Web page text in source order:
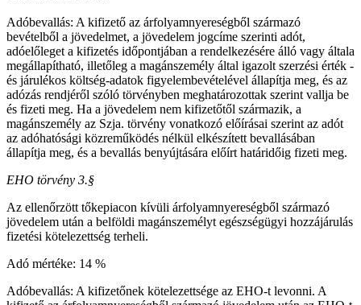
Adóbevallás: A kifizető az árfolyamnyereségből származó
bevételből a jövedelmet, a jövedelem jogcíme szerinti adót,
adóelőleget a kifizetés időpontjában a rendelkezésére álló vagy általa
megállapítható, illetőleg a magánszemély által igazolt szerzési érték -
és járulékos költség-adatok figyelembevételével állapítja meg, és az
adózás rendjéről szóló törvényben meghatározottak szerint vallja be
és fizeti meg. Ha a jövedelem nem kifizetőtől származik, a
magánszemély az Szja. törvény vonatkozó előírásai szerint az adót
az adóhatósági közreműködés nélkül elkészített bevallásában
állapítja meg, és a bevallás benyújtására előírt határidőig fizeti meg.
EHO törvény 3.§
Az ellenőrzött tőkepiacon kívüli árfolyamnyereségből származó
jövedelem után a belföldi magánszemélyt egészségügyi hozzájárulás
fizetési kötelezettség terheli.
Adó mértéke: 14 %
Adóbevallás: A kifizetőnek kötelezettsége az EHO-t levonni. A